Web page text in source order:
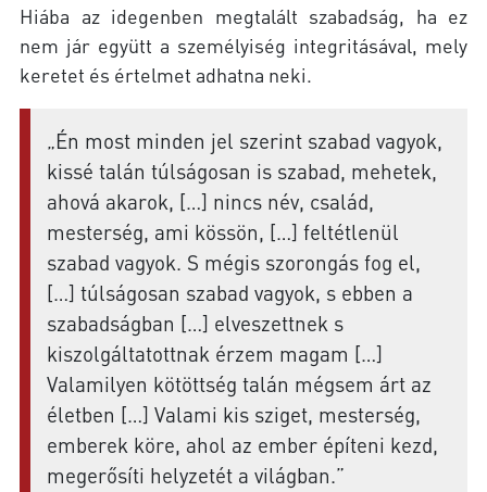
Hiába az idegenben megtalált szabadság, ha ez
nem jár együtt a személyiség integritásával, mely
keretet és értelmet adhatna neki.
„Én most minden jel szerint szabad vagyok,
kissé talán túlságosan is szabad, mehetek,
ahová akarok, […] nincs név, család,
mesterség, ami kössön, […] feltétlenül
szabad vagyok. S mégis szorongás fog el,
[…] túlságosan szabad vagyok, s ebben a
szabadságban […] elveszettnek s
kiszolgáltatottnak érzem magam […]
Valamilyen kötöttség talán mégsem árt az
életben […] Valami kis sziget, mesterség,
emberek köre, ahol az ember építeni kezd,
megerősíti helyzetét a világban.”